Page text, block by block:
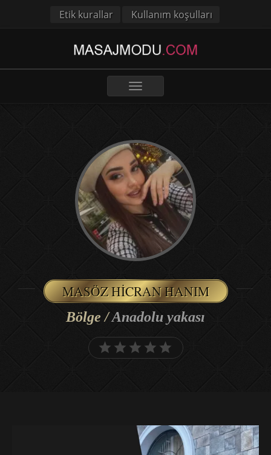
Etik kurallar Kullanım koşulları
Toggle
navigation
MASÖZ HICRAN HANIM
Bölge /Anadolu yakası